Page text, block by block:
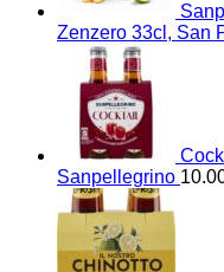
Zenzero 33cl, San
Sanpellegrino